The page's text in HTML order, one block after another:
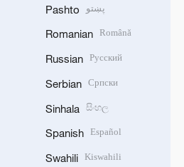
Pashto پښتو
Romanian Română
Russian Русский
Serbian Српски
Sinhala සිංහල
Spanish Español
Swahili Kiswahili